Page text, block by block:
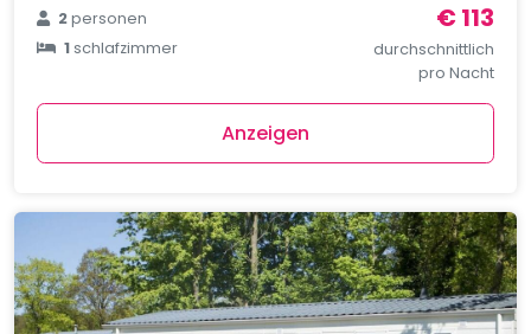
2personen
1schlafzimmer
€ 113
durchschnittlich
pro Nacht
Anzeigen